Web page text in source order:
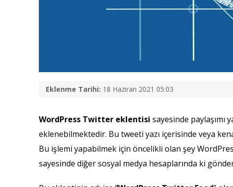
Eklenme Tarihi: 18 Haziran 2021 05:03
WordPress Twitter eklentisi sayesinde paylaşımı
eklenebilmektedir. Bu tweeti yazı içerisinde veya
Bu işlemi yapabilmek için öncelikli olan şey
sayesinde diğer sosyal medya hesaplarında ki